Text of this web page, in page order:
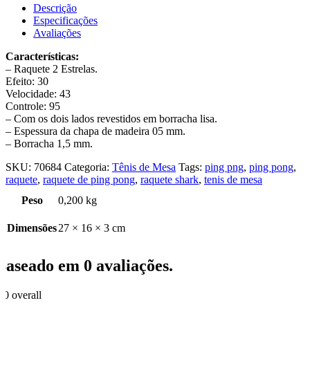
Descrição
Especificações
Avaliações
Características:
– Raquete 2 Estrelas.
Efeito: 30
Velocidade: 43
Controle: 95
– Com os dois lados revestidos em borracha lisa.
– Espessura da chapa de madeira 05 mm.
– Borracha 1,5 mm.
SKU: 70684 Categoria: Tênis de Mesa Tags: ping png, ping pong,
raquete, raquete de ping pong, raquete shark, tenis de mesa
0,200 kg
27 × 16 × 3 cm
em 0 avaliações.
overall